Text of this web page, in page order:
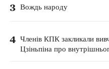
3 Вождь народу
4 Членів КПК закликали
Цзіньпіна про